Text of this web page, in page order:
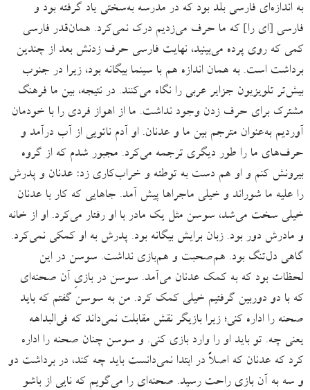
به اندازه‌ای فارسی بلد بود که در مدرسه به‌سختی یاد گرفته بود و
فارسی [ای را] که ما حرف می‌زدیم درک نمی‌کرد. همان‌قدر فارسی
کمی که روی پرده می‌بینید، نهایت فارسی حرف‌ زدنش بعد از چندین
برداشت است. به همان اندازه هم با سینما بیگانه بود، زیرا در جنوب
بیش‌تر تلویزیون جزایر عربی را نگاه می‌کنند. در نتیجه، بین ما فرهنگ
مشترک برای حرف زدن وجود نداشت. ما از اهواز فردی را با خودمان
آوردیم به‌عنوان مترجم بین ما و عدنان. او آدم ناتویی از آب درآمد و
حرف‌های ما را طور دیگری ترجمه می‌کرد. مجبور شدم که از گروه
بیرونش کنم و او هم دست به توطئه و خراب‌کاری زد: عدنان و پدرش
را علیه ما شوراند و خیلی ماجراها پیش آمد. جاهایی که کار با عدنان
خیلی سخت می‌شد، سوسن مثل یک مادر با او رفتار می‌کرد. او از خانه
و مادرش دور بود. زبان برایش بیگانه بود. پدرش به او کمکی نمی‌‌کرد.
گاهی دل‌تنگ بود. هم‌صحبت و هم‌بازی نداشت. سوسن در این
لحظات بود که به کمک عدنان می‌آمد. سوسن در بازیِ آن صحنه‌ای
که با دو دوربین گرفتیم خیلی کمک کرد. من به سوسن گفتم که باید
صحنه را اداره کنی؛ زیرا بازیگر نقش مقابلت نمی‌داند که فی‌البداهه
یعنی چه. تو باید او را وارد بازی کنی. و سوسن چنان صحنه را اداره
کرد که عدنان که اصلاً در ابتدا نمی‌دانست باید چه کند، در برداشت دو
و سه به آن بازی راحت رسید. صحنه‌ای را می‌گویم که نایی از باشو